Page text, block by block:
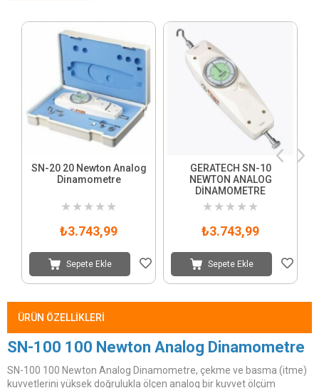
SN-20 20 Newton Analog
Dinamometre
★ ★ ★ ★ ★
₺3.743,99
Sepete Ekle
GERATECH SN-10
NEWTON ANALOG
DİNAMOMETRE
★ ★ ★ ★ ★
₺3.743,99
Sepete Ekle
ÜRÜN ÖZELLIKLERI
SN-100 100 Newton Analog Dinamometre
SN-100 100 Newton Analog Dinamometre, çekme ve basma (itme)
kuvvetlerini yüksek doğrulukla ölçen analog bir kuvvet ölçüm